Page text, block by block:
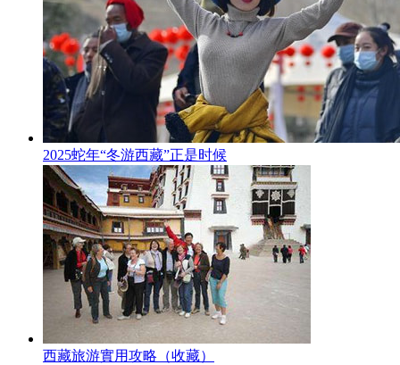
2025蛇年“冬游西藏”正是时候
西藏旅游實用攻略（收藏）